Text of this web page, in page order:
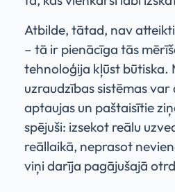
Atbilde, tātad, nav
– tā ir pienācīga tās
tehnoloģija kļūst būtiska.
uzraudzības sistēmas
aptaujas un paštaisītie
spējuši: izsekot reālu
reāllaikā, neprasot
viņi darīja pagājušajā